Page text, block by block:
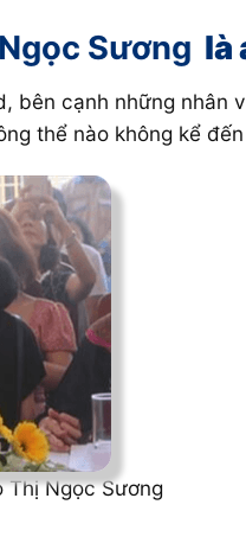
Sương là
bên cạnh những nhân
thể nào không kể
Thị Ngọc Sương